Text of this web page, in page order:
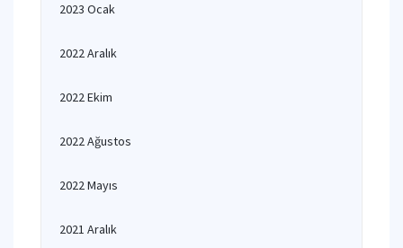
2023 Ocak
2022 Aralık
2022 Ekim
2022 Ağustos
2022 Mayıs
2021 Aralık